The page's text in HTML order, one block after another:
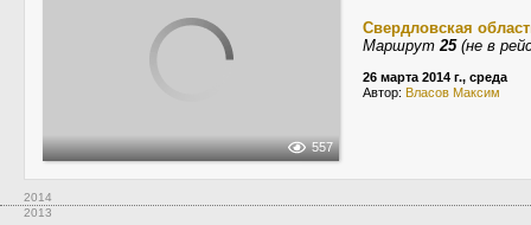
557
Свердловская
Маршрут25(не в
26 марта 2014 г., среда
Автор: Власов Максим
2014
2013